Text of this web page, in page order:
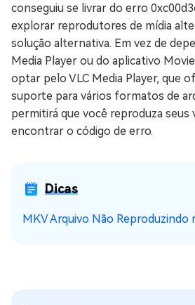
conseguiu se livrar do erro
explorar reprodutores de mídia
solução alternativa. Em vez de
Media Player ou do aplicativo
optar pelo VLC Media Player, que
suporte para vários formatos de
permitirá que você reproduza seus
encontrar o código de erro.
Dicas
MKV Arquivo Não Reproduzindo